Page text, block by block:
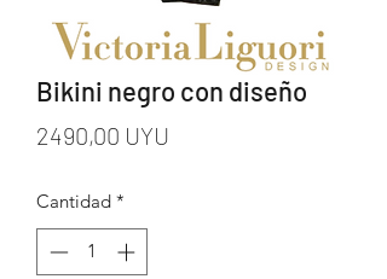
Bikini negro con diseño
2490,00 UYU
Cantidad *